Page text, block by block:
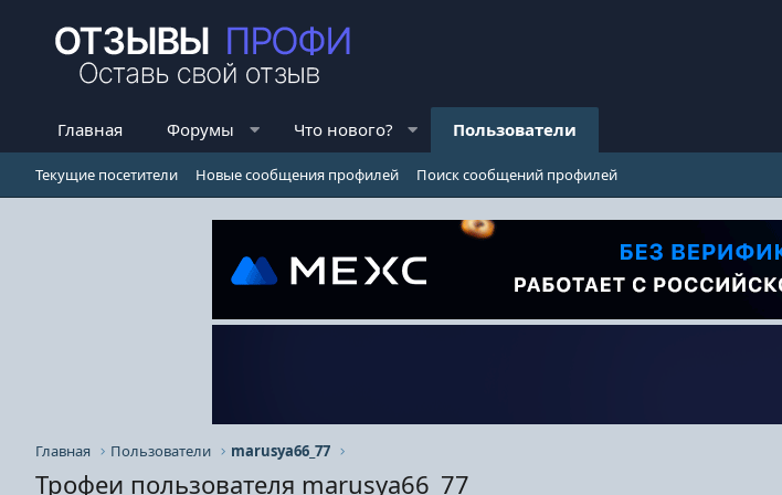
Главная Форумы Что нового? Пользователи
Текущие посетители Новые сообщения профилей Поиск сообщений профилей
Главная Пользователи marusya66_77
Трофеи пользователя marusya66_77